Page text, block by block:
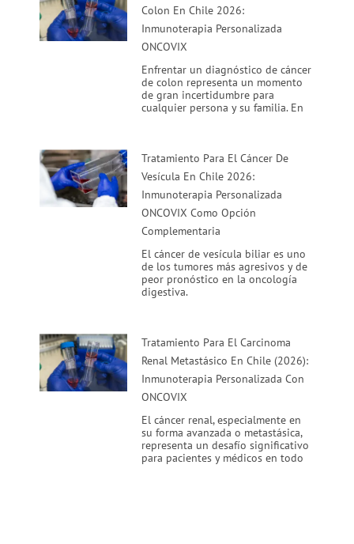
Colon En Chile 2026:
Inmunoterapia Personalizada
ONCOVIX
Enfrentar un diagnóstico de cáncer
de colon representa un momento
de gran incertidumbre para
cualquier persona y su familia. En
Tratamiento Para El Cáncer De
Vesícula En Chile 2026:
Inmunoterapia Personalizada
ONCOVIX Como Opción
Complementaria
El cáncer de vesícula biliar es uno
de los tumores más agresivos y de
peor pronóstico en la oncología
digestiva.
Tratamiento Para El Carcinoma
Renal Metastásico En Chile (2026):
Inmunoterapia Personalizada Con
ONCOVIX
El cáncer renal, especialmente en
su forma avanzada o metastásica,
representa un desafío significativo
para pacientes y médicos en todo